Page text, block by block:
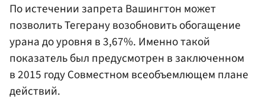
По истечении запрета Вашингтон может
позволить Тегерану возобновить обогащение
урана до уровня в 3,67%. Именно такой
показатель был предусмотрен в заключенном
в 2015 году Совместном всеобъемлющем плане
действий.